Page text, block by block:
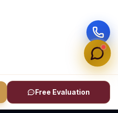
Free Evaluation